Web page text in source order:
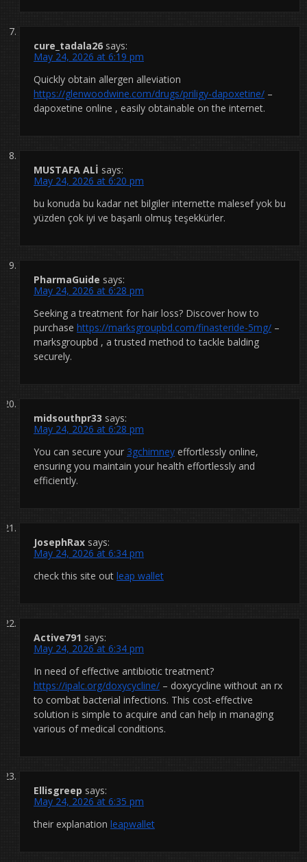
cure_tadala26 says:
May 24, 2026 at 6:19 pm
Quickly obtain allergen alleviation
https://glenwoodwine.com/drugs/priligy-dapoxetine/ –
dapoxetine online , easily obtainable on the internet.
MUSTAFA ALİ says:
May 24, 2026 at 6:20 pm
bu konuda bu kadar net bilgiler internette malesef yok bu
yüzden çok iyi ve başarılı olmuş teşekkürler.
PharmaGuide says:
May 24, 2026 at 6:28 pm
Seeking a treatment for hair loss? Discover how to
purchase https://marksgroupbd.com/finasteride-5mg/ –
marksgroupbd , a trusted method to tackle balding
securely.
midsouthpr33 says:
May 24, 2026 at 6:28 pm
You can secure your 3gchimney effortlessly online,
ensuring you maintain your health effortlessly and
efficiently.
JosephRax says:
May 24, 2026 at 6:34 pm
check this site out leap wallet
Active791 says:
May 24, 2026 at 6:34 pm
In need of effective antibiotic treatment?
https://ipalc.org/doxycycline/ – doxycycline without an rx
to combat bacterial infections. This cost-effective
solution is simple to acquire and can help in managing
various of medical conditions.
Ellisgreep says:
May 24, 2026 at 6:35 pm
their explanation leapwallet